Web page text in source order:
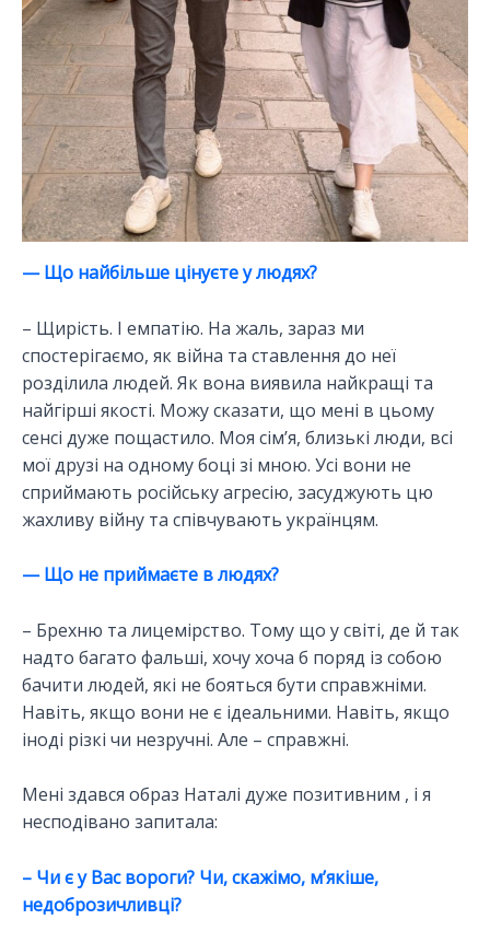
— Що найбільше цінуєте у людях?
– Щирість. І емпатію. На жаль, зараз ми
спостерігаємо, як війна та ставлення до неї
розділила людей. Як вона виявила найкращі та
найгірші якості. Можу сказати, що мені в цьому
сенсі дуже пощастило. Моя сім’я, близькі люди, всі
мої друзі на одному боці зі мною. Усі вони не
сприймають російську агресію, засуджують цю
жахливу війну та співчувають українцям.
— Що не приймаєте в людях?
– Брехню та лицемірство. Тому що у світі, де й так
надто багато фальші, хочу хоча б поряд із собою
бачити людей, які не бояться бути справжніми.
Навіть, якщо вони не є ідеальними. Навіть, якщо
іноді різкі чи незручні. Але – справжні.
Мені здався образ Наталі дуже позитивним , і я
несподівано запитала:
– Чи є у Вас вороги? Чи, скажімо, м’якіше,
недоброзичливці?